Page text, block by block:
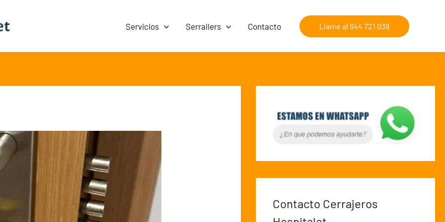
Servicios Serrallers Contacto Llame al 644 721 038
Contacto Cerrajeros